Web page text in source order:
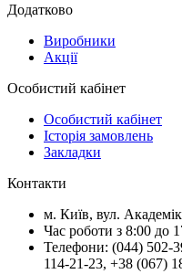
Додатково
Виробники
Акції
Особистий кабінет
Особистий кабінет
Історія замовлень
Закладки
Контакти
м. Київ, вул.
Час роботи з 8:00
Телефони: (044) 502-
114-21-23, +38 (067)